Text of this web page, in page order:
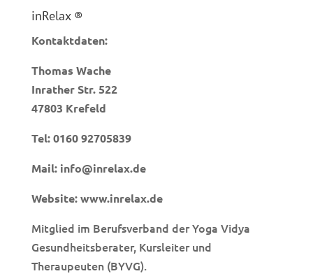
inRelax ®
Kontaktdaten:
Thomas Wache
Inrather Str. 522
47803 Krefeld
Tel:0160 92705839
Mail: info@inrelax.de
Website:www.inrelax.de
Mitglied im Berufsverband der Yoga Vidya
Gesundheitsberater, Kursleiter und
Theraupeuten (BYVG).